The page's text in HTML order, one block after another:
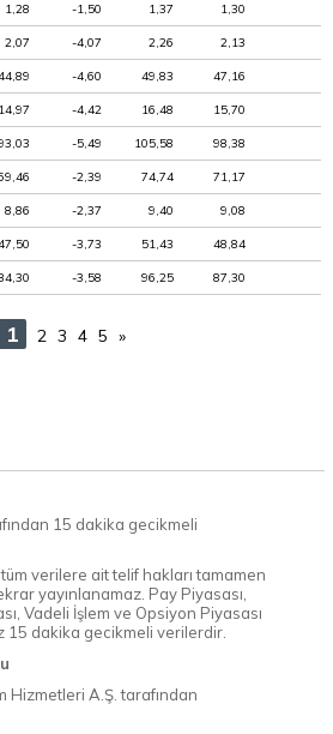
1,28 -1,50 1,37 1,30
2,07 -4,07 2,26 2,13
-4,60 49,83 47,16
14,97 -4,42 16,48 15,70
-5,49 105,58 98,38
-2,39 74,74 71,17
8,86 -2,37 9,40 9,08
-3,73 51,43 48,84
-3,58 96,25 87,30
1 2 3 4 5 »
15 dakika gecikmeli
verilere ait telif hakları tamamen
yayınlanamaz. Pay Piyasası,
Vadeli İşlem ve Opsiyon Piyasası
15 dakika gecikmeli verilerdir.
Hizmetleri A.Ş. tarafından